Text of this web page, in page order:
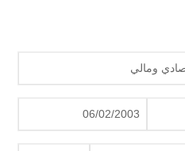
ومالي
06/02/2003